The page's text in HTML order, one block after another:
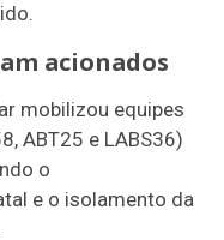
acionados
mobilizou equipes
ABT25 e LABS36)
o
e o isolamento da